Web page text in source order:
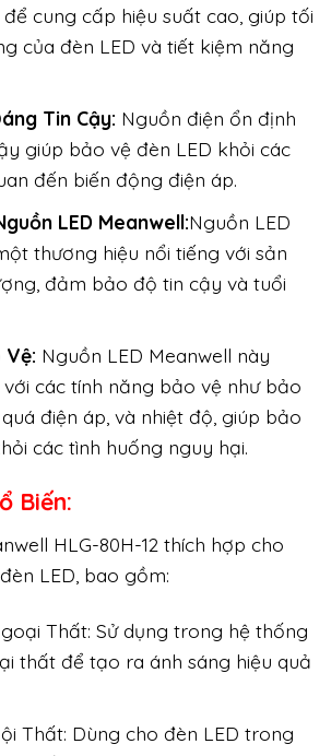
cung cấp hiệu suất cao, giúp tối
của đèn LED và tiết kiệm năng
Tin Cậy: Nguồn điện ổn định
giúp bảo vệ đèn LED khỏi các
đến biến động điện áp.
LED Meanwell:Nguồn LED
thương hiệu nổi tiếng với sản
đảm bảo độ tin cậy và tuổi
Vệ: Nguồn LED Meanwell này
các tính năng bảo vệ như bảo
điện áp, và nhiệt độ, giúp bảo
các tình huống nguy hại.
Biến:
HLG-80H-12 thích hợp cho
LED, bao gồm:
Thất: Sử dụng trong hệ thống
thất để tạo ra ánh sáng hiệu quả
Thất: Dùng cho đèn LED trong